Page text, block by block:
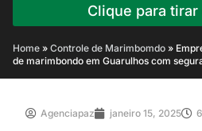
Clique para tirar
Home » Controle de Marimbomdo »
de marimbondo em Guarulhos com
Agenciapaz janeiro 15, 2025